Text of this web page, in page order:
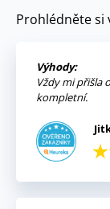
Prohlédněte si
Výhody:
Vždy mi přišla
kompletní.